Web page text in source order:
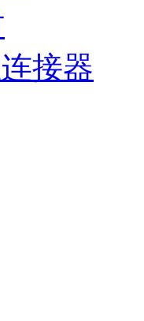
接器